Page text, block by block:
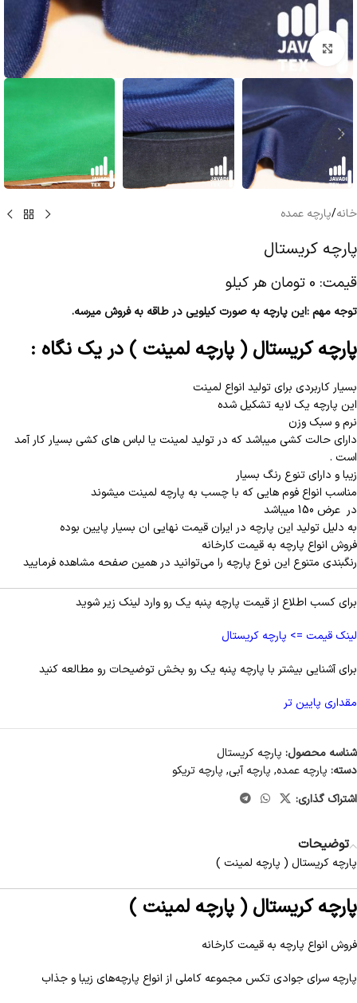
بزرگنمایی تصویر
خانه/پارچه عمده
پارچه كريستال
قیمت: 0 تومان هر کیلو
توجه مهم :این پارچه به صورت کیلویی در طاقه به فروش میرسه.
پارچه كريستال ( پارچه لمینت ) در یک نگاه :
بسیار کاربردی برای تولید انواع لمینت
این پارچه یک لایه تشکیل شده
نرم و سبک وزن
دارای حالت کشی میباشد که در تولید لمینت یا لباس های کشی بسیار کار آمد
است .
زیبا و دارای تنوع رنگ بسیار
مناسب انواع فوم هایی که با چسب به پارچه لمینت میشوند
در عرض 150 میباشد
به دلیل تولید این پارچه در ایران قیمت نهایی ان بسیار پایین بوده
فروش انواع پارچه به قیمت کارخانه
رنگبندی متنوع این نوع پارچه را می‌توانید در همین صفحه مشاهده فرمایید
برای کسب اطلاع از قیمت پارچه پنبه یک رو وارد لینک زیر شوید
لینک قیمت => پارچه كريستال
برای آشنایی بیشتر با پارچه پنبه یک رو بخش توضیحات رو مطالعه کنید
مقداری پایین تر
شناسه محصول: پارچه كريستال
دسته: پارچه عمده, پارچه آبی, پارچه تریکو
اشتراک گذاری:
توضیحات
پارچه كريستال ( پارچه لمینت )
پارچه كريستال ( پارچه لمینت )
فروش انواع پارچه به قیمت کارخانه
پارچه سرای جوادی تکس مجموعه کاملی از انواع پارچه‌های زیبا و جذاب